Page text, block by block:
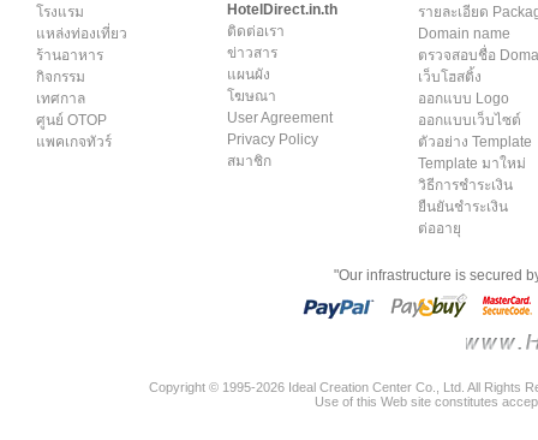
โรงแรม
แหล่งท่องเที่ยว
ร้านอาหาร
กิจกรรม
เทศกาล
ศูนย์ OTOP
แพคเกจทัวร์
HotelDirect.in.th
ติดต่อเรา
ข่าวสาร
แผนผัง
โฆษณา
User Agreement
Privacy Policy
สมาชิก
รายละเอียด
Domain name
ตรวจสอบชื่อ
เว็บโฮสติ้ง
ออกแบบ Logo
ออกแบบเว็บไซต์
ตัวอย่าง Template
Template มาใหม่
วิธีการชำระเงิน
ยืนยันชำระเงิน
ต่ออายุ
"Our infrastructure is secured
Copyright © 1995-2026 Ideal Creation Center Co., Ltd. All Rights
Use of this Web site constitutes